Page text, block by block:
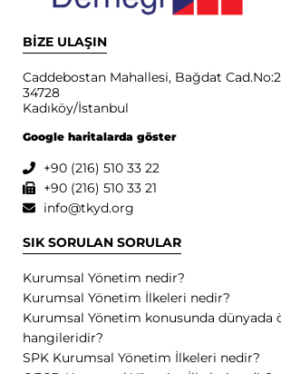
BİZE ULAŞIN
Caddebostan Mahallesi, Bağdat
34728
Kadıköy/İstanbul
Google haritalarda göster
+90 (216) 510 33 22
+90 (216) 510 33 21
info@tkyd.org
SIK SORULAN SORULAR
Kurumsal Yönetim nedir?
Kurumsal Yönetim İlkeleri nedir?
Kurumsal Yönetim konusunda dünyada
hangileridir?
SPK Kurumsal Yönetim İlkeleri nedir?